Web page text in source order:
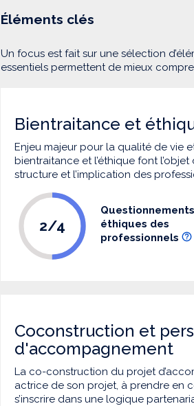
Éléments clés
Un focus est fait sur une sélection
essentiels permettent de mieux
Bientraitance et
Enjeu majeur pour la qualité de vie
bientraitance et l’éthique font
structure et l’implication des
2/4
Questionnements
éthiques des
professionnels
Coconstruction et
d'accompagnement
La co-construction du projet
actrice de son projet, à prendre en
s’inscrire dans une logique